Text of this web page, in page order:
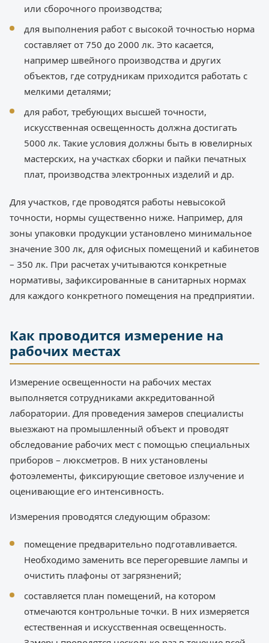
или сборочного производства;
для выполнения работ с высокой точностью норма
составляет от 750 до 2000 лк. Это касается,
например швейного производства и других
объектов, где сотрудникам приходится работать с
мелкими деталями;
для работ, требующих высшей точности,
искусственная освещенность должна достигать
5000 лк. Такие условия должны быть в ювелирных
мастерских, на участках сборки и пайки печатных
плат, производства электронных изделий и др.
Для участков, где проводятся работы невысокой
точности, нормы существенно ниже. Например, для
зоны упаковки продукции установлено минимальное
значение 300 лк, для офисных помещений и кабинетов
– 350 лк. При расчетах учитываются конкретные
нормативы, зафиксированные в санитарных нормах
для каждого конкретного помещения на предприятии.
Как проводится измерение на
рабочих местах
Измерение освещенности на рабочих местах
выполняется сотрудниками аккредитованной
лаборатории. Для проведения замеров специалисты
выезжают на промышленный объект и проводят
обследование рабочих мест с помощью специальных
приборов – люксметров. В них установлены
фотоэлементы, фиксирующие световое излучение и
оценивающие его интенсивность.
Измерения проводятся следующим образом:
помещение предварительно подготавливается.
Необходимо заменить все перегоревшие лампы и
очистить плафоны от загрязнений;
составляется план помещений, на котором
отмечаются контрольные точки. В них измеряется
естественная и искусственная освещенность.